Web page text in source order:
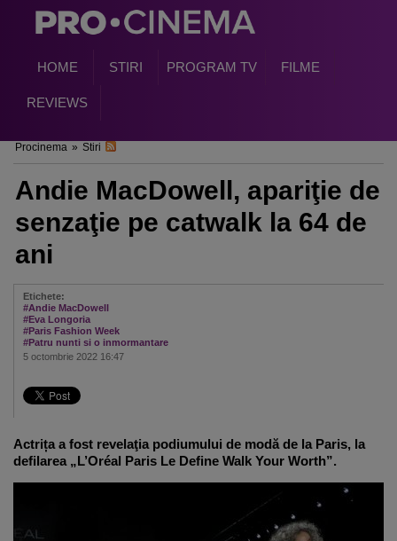
HOME STIRI PROGRAM TV FILME
REVIEWS
Procinema » Stiri
Andie MacDowell, apariţie de
senzaţie pe catwalk la 64 de
ani
Etichete:
#Andie MacDowell
#Eva Longoria
#Paris Fashion Week
#Patru nunti si o inmormantare
5 octombrie 2022 16:47
Actrița a fost revelaţia podiumului de modă de la Paris, la
defilarea „L’Oréal Paris Le Define Walk Your Worth”.